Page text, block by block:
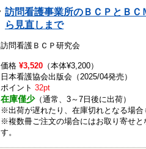
訪問看護事業所のＢＣＰとＢＣ
ら見直しまで
訪問看護ＢＣＰ研究会
価格¥3,520 （本体¥3,200）
日本看護協会出版会（2025/04発売）
ポイント32pt
在庫僅少（通常、3～7日後に出荷）
※出荷が遅れたり、在庫切れとなる場合
※複数冊ご注文の場合にはお取り寄せ
す。